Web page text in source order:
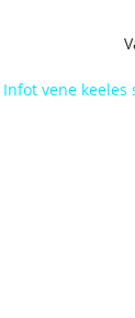
Infot vene